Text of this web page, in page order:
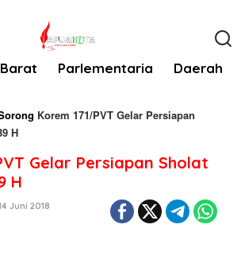
Parlementaria Daerah
Korem 171/PVT Gelar Persiapan
H
Gelar Persiapan Sholat
H
Juni 2018